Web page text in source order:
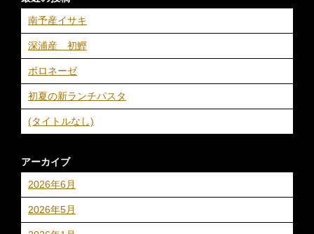
南予産イサキ
深浦産 初鰹
ボロネーゼ
初夏の新ランチパスタ
(タイトルなし)
アーカイブ
2026年6月
2026年5月